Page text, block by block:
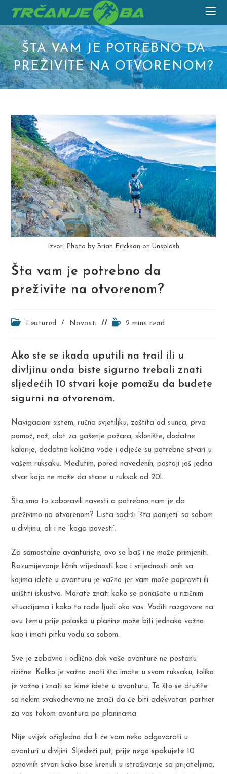
content
ŠTA VAM JE POTREBNO DA
PREŽIVITE NA OTVORENOM?
Izvor: Photo by Brian Erickson on Unsplash
Šta vam je potrebno da
preživite na otvorenom?
PostFeatured / Novosti
Reading2 mins read
Ako ste se ikada uputili na trail ili u
divljinu onda biste sigurno trebali znati
sljedećih 10 stvari koje pomažu da budete
sigurni na otvorenom.
Navigacioni sistem, ručna svjetiljku, zaštita od sunca, prva
pomoć, nož, alat za gašenje požara, sklonište, dodatne
kalorije, dodatna količina vode i odjeće su potrebne stvari u
vašem ruksaku. Međutim, pored navedenih, postoji još jedna
stvar koja ne može da stane u ruksak od 20l.
Šta smo to zaboravili navesti a potrebno nam je da
preživimo na otvorenom? Lista sadrži ‘šta ponijeti’ sa sobom
u divljinu, ali i ne ‘koga povesti’.
Za samostalne avanturiste, ovo se baš i ne može primjeniti.
Razumijevanje ličnih vrijednosti kao i vrijednosti onih sa
kojima idete u avanturu je važno jer vam može popraviti ili
uništiti iskustvo. Morate znati kako se ponašate u rizičnim
situacijama i kako to rade ljudi oko vas. Voditi razgovore na
ovu temu prije polaska u planine može biti jednako važno
kao i imati pitku vodu sa sobom.
Sve je zabavno i odlično dok vaše avanture ne postanu
rizične. Koliko je važno znati šta imate u svom ruksaku, toliko
je važno i znati sa kime idete u avanturu. To što se družite
sa nekim svakodnevno ne znači da će biti adekvatan partner
za vas tokom avantura po planinama.
Nije uvijek očigledno da li će vam neko odgovarati u
avanturi u divljini. Sljedeći put, prije nego spakujete 10
osnovnih stvari kako bise krenuli u istraživanje sa prijateljima,